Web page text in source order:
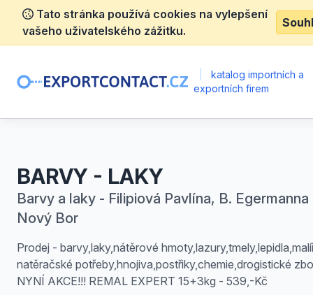
Tato stránka používá cookies na vylepšení
vašeho uživatelského zážitku.
katalog importních a
exportních firem
BARVY - LAKY
Barvy a laky - Filipiová Pavlína, B. Egermanna
Nový Bor
Prodej - barvy,laky,nátěrové
natěračské potřeby,hnojiva,postřiky,chemie,drogistické
NYNÍ AKCE!!! REMAL EXPERT 15+3kg - 539,-Kč